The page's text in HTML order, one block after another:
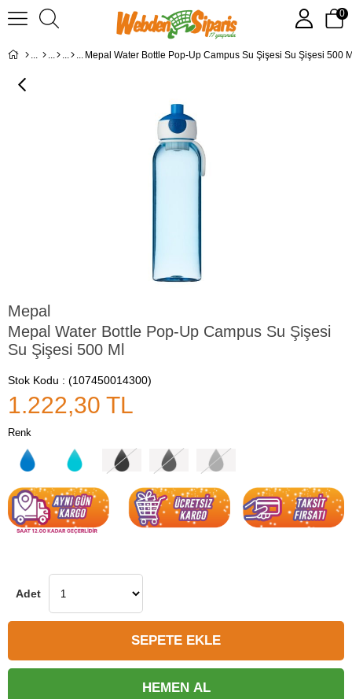
0
Mepal Water Bottle Pop-Up Campus Su Şişesi Su Şişesi 500
Mepal
Mepal Water Bottle Pop-Up Campus Su Şişesi
Su Şişesi 500 Ml
Stok Kodu (107450014300)
1.222,30 TL
Renk